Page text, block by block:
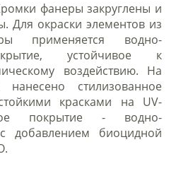
фанеры закруглены и
Для окраски элементов из
применяется водно-
устойчивое к
воздействию. На
стилизованное
красками на UV-
покрытие - водно-
добавлением биоцидной